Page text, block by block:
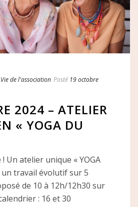
Vie de l'association Posté 19 octobre
2024 – ATELIER
« YOGA DU
Un atelier unique « YOGA
un travail évolutif sur 5
de 10 à 12h/12h30 sur
: 16 et 30